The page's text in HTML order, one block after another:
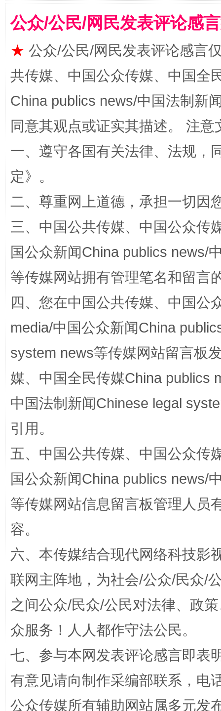
全民健身五年计划来了！等你上场
国家大学科技园优化重塑工作
“蜀中异人”王建安的艺术幻境
完善运行机制助力责任有效落实 一纸欠
公众/公民/网民发表评论感
★ 公众/公民/网民发表评论感言
共传媒、中国公众传媒、中国全
China publics news/中国法制新
同意其观点或证实其描述。 注
一、遵守各国有关法律、法规，
定》。
二、尊重网上道德，承担一切因
三、中国公共传媒、中国公众传
国公众新闻China publics news/
等传媒网站拥有管理笔名和留言
四、您在中国公共传媒、中国公
media/中国公众新闻China
system news等传媒网站留言板
媒、中国全民传媒China publics
中国法制新闻Chinese legal
引用。
五、中国公共传媒、中国公众传
国公众新闻China publics news/
等传媒网站信息留言板管理人员
容。
六、本传媒结合现代网络科技影
联网主阵地，为社会/公众/民众/
之间公众/民众/公民对法律、政
众服务！人人都作守法公民。
七、参与本网发表评论感言即表
有意见请向制作采编部联系，电
公众传媒所有辅助网站属多元发